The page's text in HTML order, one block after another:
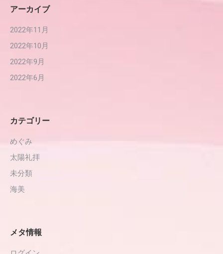
アーカイブ
2022年11月
2022年10月
2022年9月
2022年6月
カテゴリー
めぐみ
太陽礼拝
未分類
海美
メタ情報